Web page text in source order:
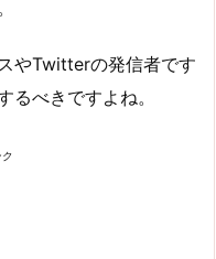
やTwitterの発信者です
るべきですよね。